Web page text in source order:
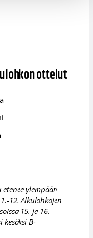
ottelut
etenee ylempään
12. Alkulohkojen
15. ja 16.
B-